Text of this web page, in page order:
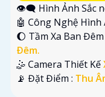
👁️‍🗨 Hình Ảnh Sắc
🤖️ Công Nghệ Hình
🌔 Tầm Xa Ban Đêm
Ðêm.
🤹 Camera Thiết Kế
️📡 Đặt Điểm : Thu